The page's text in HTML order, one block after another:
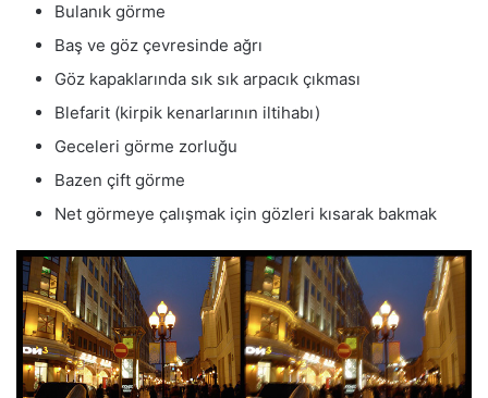
Bulanık görme
Baş ve göz çevresinde ağrı
Göz kapaklarında sık sık arpacık çıkması
Blefarit (kirpik kenarlarının iltihabı)
Geceleri görme zorluğu
Bazen çift görme
Net görmeye çalışmak için gözleri kısarak bakmak